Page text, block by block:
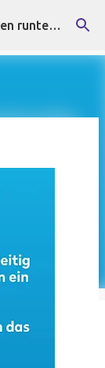
Alternative Liste Greifswald - Mieten runter, Faschist*innen raus!